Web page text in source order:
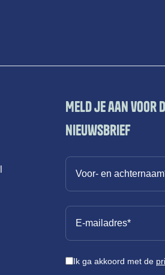
Meld je aan voor
nieuwsbrief
Ik ga akkoord met de